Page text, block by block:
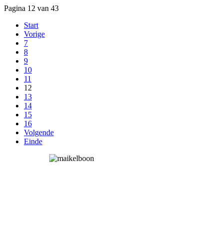
Pagina 12 van 43
Start
Vorige
7
8
9
10
11
12
13
14
15
16
Volgende
Einde